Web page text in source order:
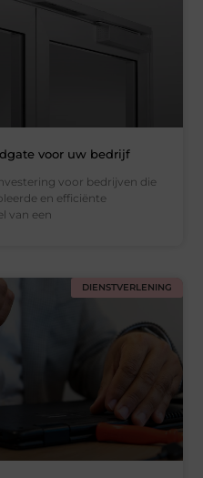
voor uw bedrijf
voor bedrijven die
en efficiënte
van een
DIENSTVERLENING